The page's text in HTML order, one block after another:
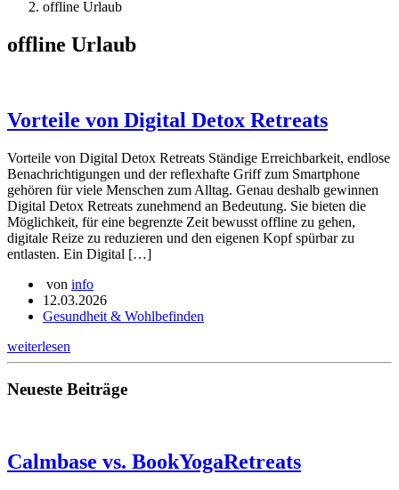
offline Urlaub
offline Urlaub
Vorteile von Digital Detox Retreats
Vorteile von Digital Detox Retreats Ständige Erreichbarkeit, endlose
Benachrichtigungen und der reflexhafte Griff zum Smartphone
gehören für viele Menschen zum Alltag. Genau deshalb gewinnen
Digital Detox Retreats zunehmend an Bedeutung. Sie bieten die
Möglichkeit, für eine begrenzte Zeit bewusst offline zu gehen,
digitale Reize zu reduzieren und den eigenen Kopf spürbar zu
entlasten. Ein Digital […]
von info
12.03.2026
Gesundheit & Wohlbefinden
weiterlesen
Neueste Beiträge
Calmbase vs. BookYogaRetreats